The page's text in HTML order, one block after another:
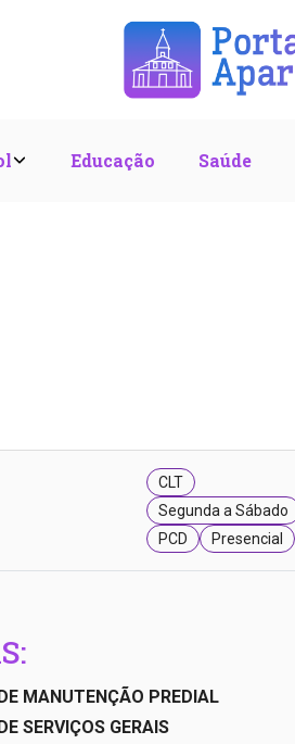
Educação Saúde
CLT
Segunda a Sábado
PCD
Presencial
MANUTENÇÃO PREDIAL
SERVIÇOS GERAIS